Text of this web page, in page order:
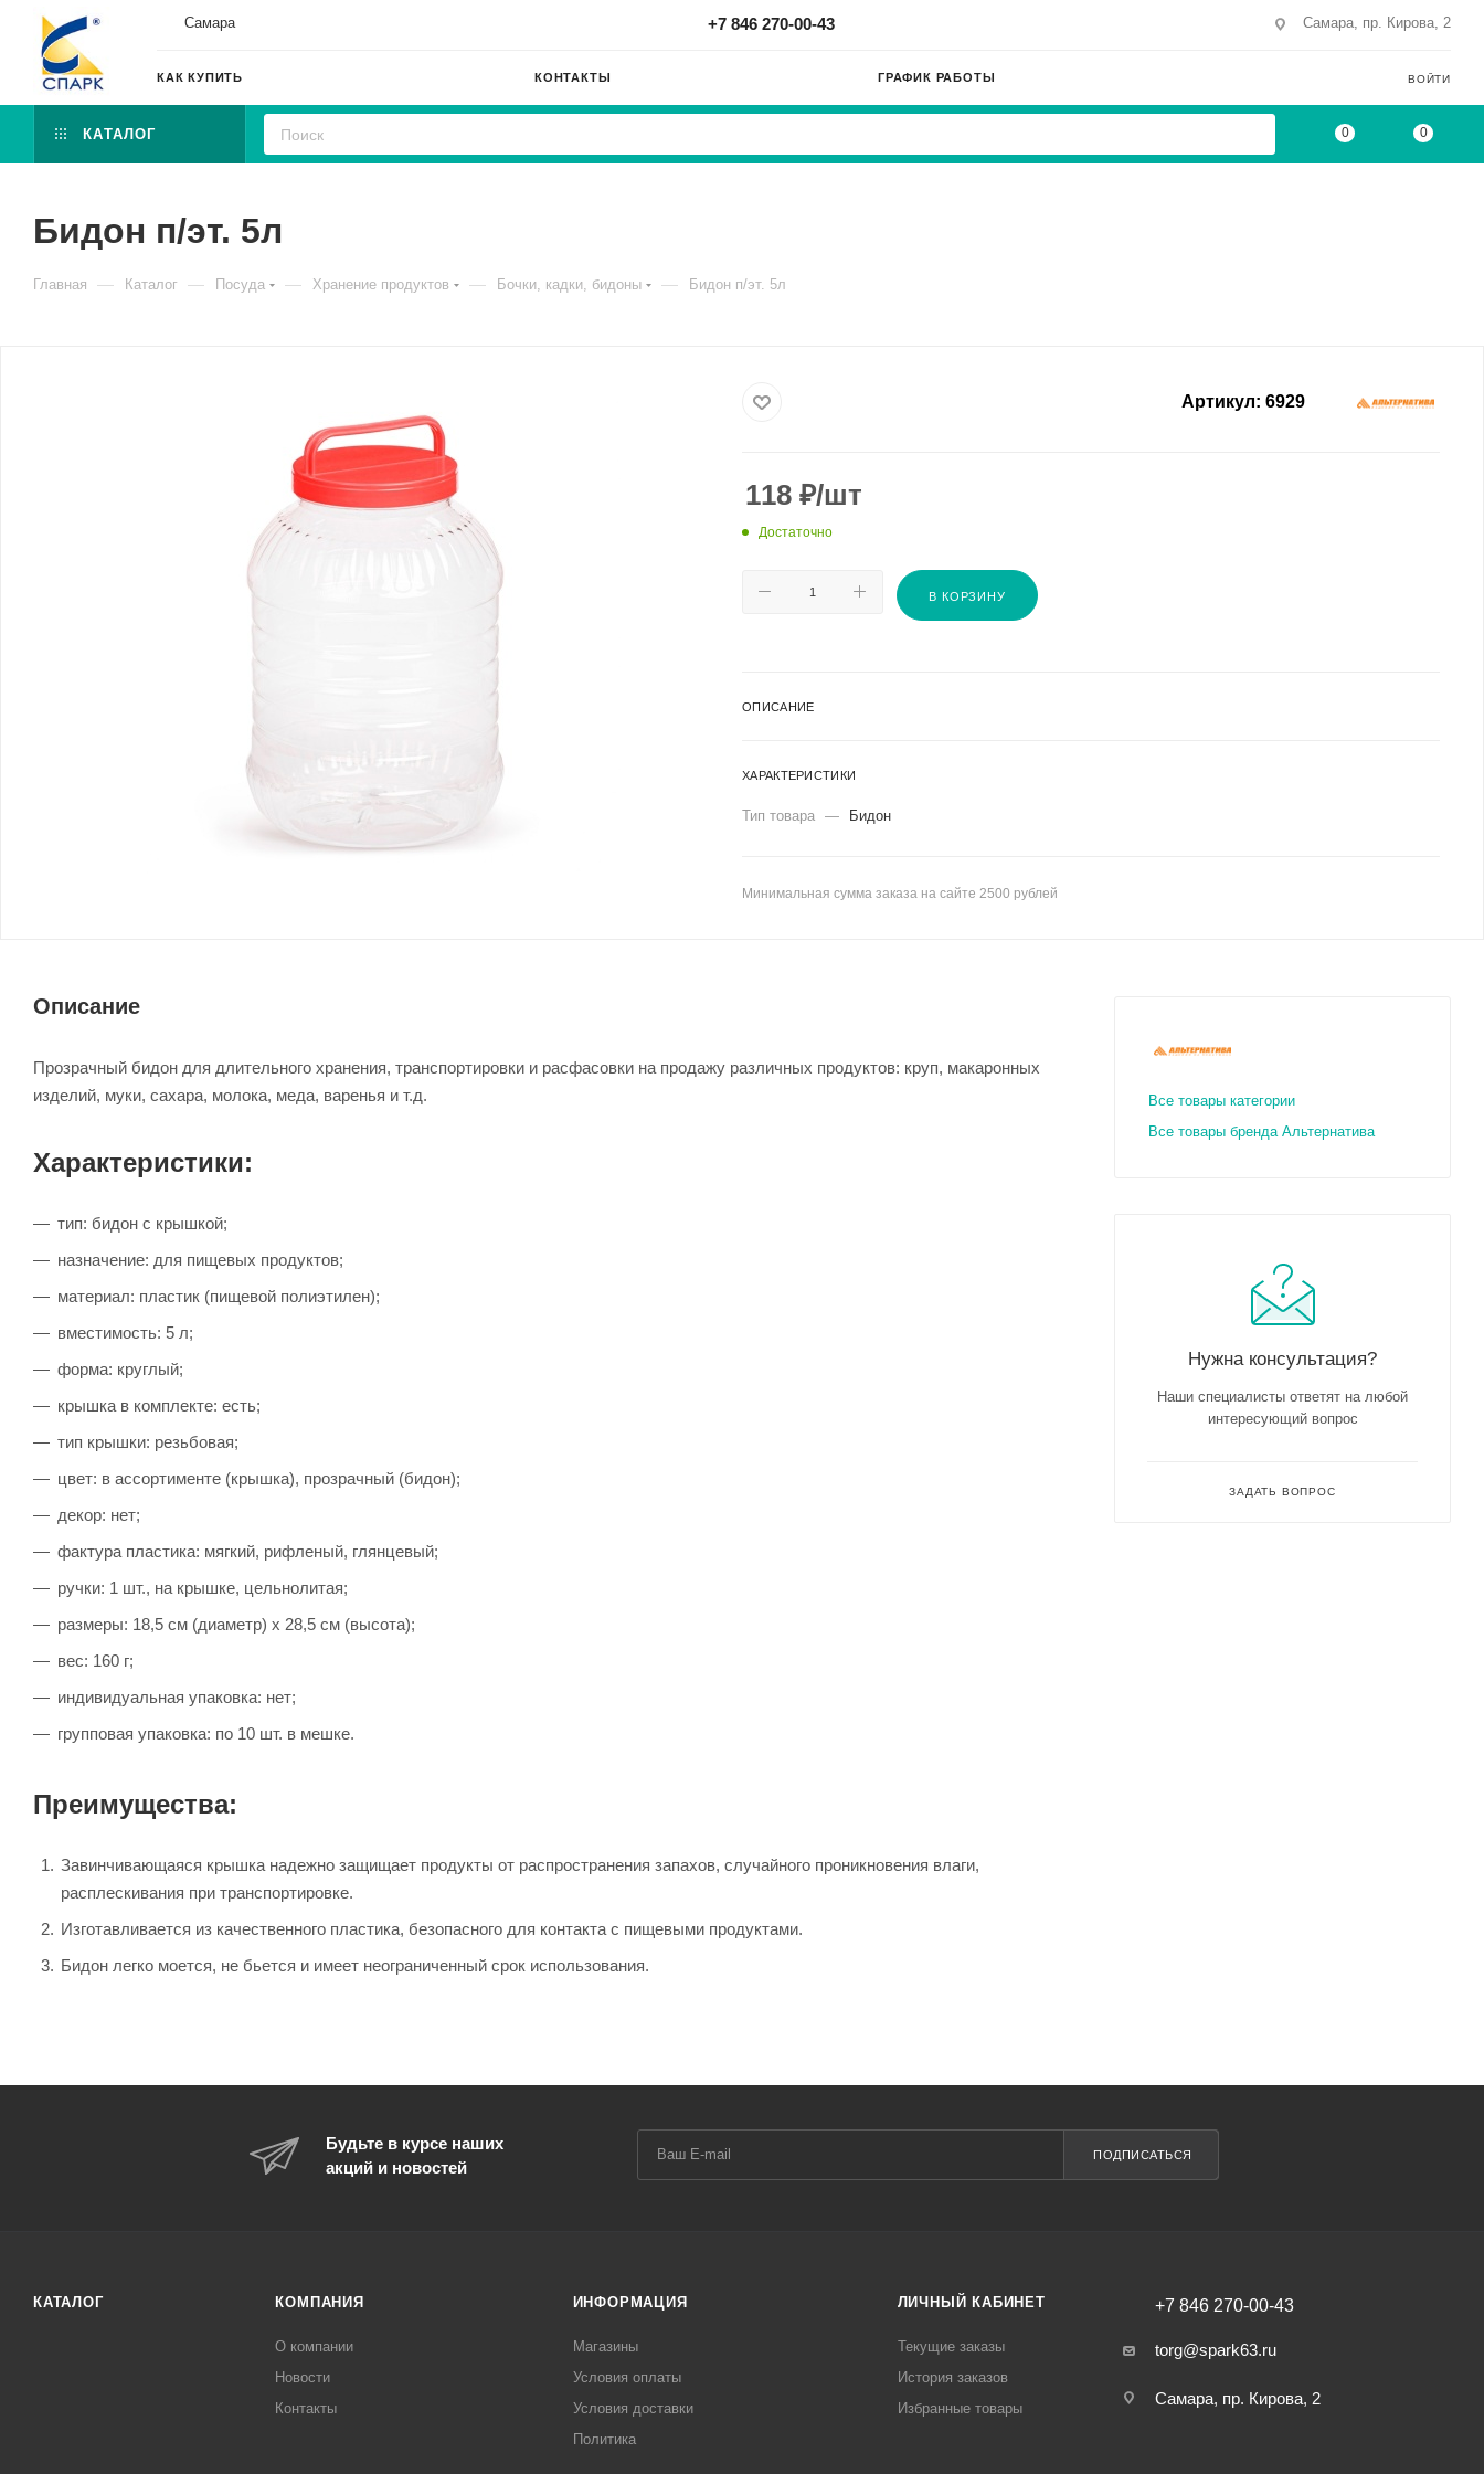
Самара +7 846 270-00-43 Самара, пр. Кирова, 2
КАК КУПИТЬ КОНТАКТЫ ГРАФИК РАБОТЫ ВОЙТИ
КАТАЛОГ 0 0
Бидон п/эт. 5л
Главная — Каталог — Посуда — Хранение продуктов — Бочки, кадки, бидоны — Бидон п/эт. 5л
Артикул: 6929
118 ₽/шт
Достаточно
В КОРЗИНУ
ОПИСАНИЕ
ХАРАКТЕРИСТИКИ
Тип товара — Бидон
Минимальная сумма заказа на сайте 2500 рублей
Описание
Прозрачный бидон для длительного хранения, транспортировки и расфасовки на продажу различных продуктов: круп, макаронных
изделий, муки, сахара, молока, меда, варенья и т.д.
Характеристики:
тип: бидон с крышкой;
назначение: для пищевых продуктов;
материал: пластик (пищевой полиэтилен);
вместимость: 5 л;
форма: круглый;
крышка в комплекте: есть;
тип крышки: резьбовая;
цвет: в ассортименте (крышка), прозрачный (бидон);
декор: нет;
фактура пластика: мягкий, рифленый, глянцевый;
ручки: 1 шт., на крышке, цельнолитая;
размеры: 18,5 см (диаметр) х 28,5 см (высота);
вес: 160 г;
индивидуальная упаковка: нет;
групповая упаковка: по 10 шт. в мешке.
Преимущества:
Завинчивающаяся крышка надежно защищает продукты от распространения запахов, случайного проникновения влаги,
расплескивания при транспортировке.
Изготавливается из качественного пластика, безопасного для контакта с пищевыми продуктами.
Бидон легко моется, не бьется и имеет неограниченный срок использования.
Все товары категории
Все товары бренда Альтернатива
Нужна консультация?
Наши специалисты ответят на любой
интересующий вопрос
ЗАДАТЬ ВОПРОС
Будьте в курсе наших
акций и новостей
ПОДПИСАТЬСЯ
КАТАЛОГ КОМПАНИЯ
О компании
Новости
Контакты
ИНФОРМАЦИЯ
Магазины
Условия оплаты
Условия доставки
Политика
ЛИЧНЫЙ КАБИНЕТ
Текущие заказы
История заказов
Избранные товары
+7 846 270-00-43
torg@spark63.ru
Самара, пр. Кирова, 2